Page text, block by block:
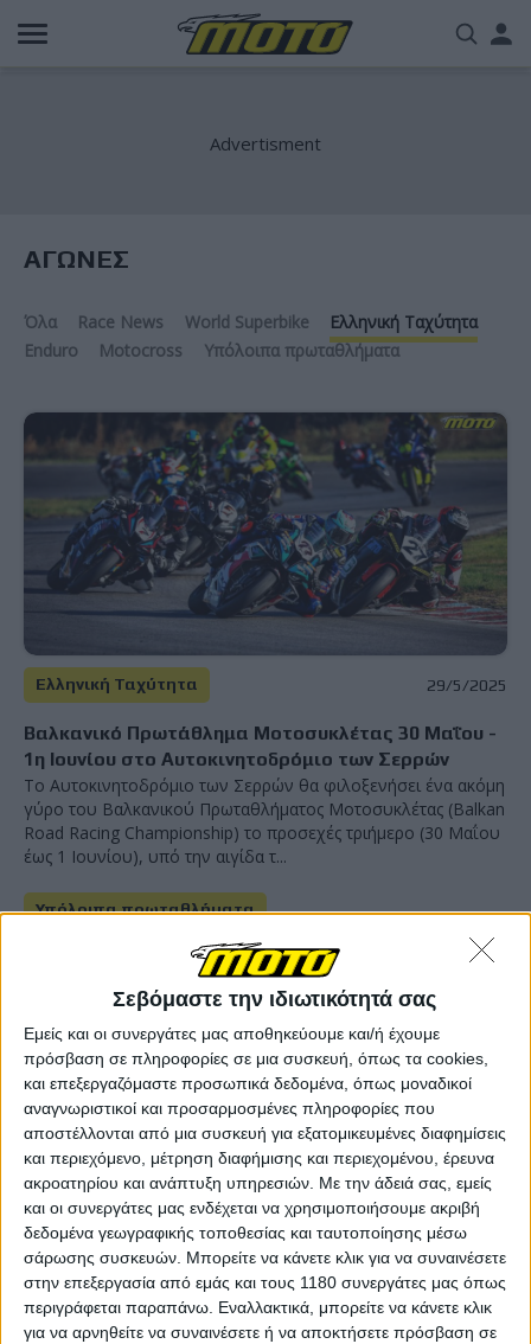
Σεβόμαστε την ιδιωτικότητά σας
Εμείς και οι συνεργάτες μας αποθηκεύουμε και/ή έχουμε
πρόσβαση σε πληροφορίες σε μια συσκευή, όπως τα cookies,
και επεξεργαζόμαστε προσωπικά δεδομένα, όπως μοναδικοί
αναγνωριστικοί και προσαρμοσμένες πληροφορίες που
αποστέλλονται από μια συσκευή για εξατομικευμένες διαφημίσεις
και περιεχόμενο, μέτρηση διαφήμισης και περιεχομένου, έρευνα
ακροατηρίου και ανάπτυξη υπηρεσιών. Με την άδειά σας, εμείς
και οι συνεργάτες μας ενδέχεται να χρησιμοποιήσουμε ακριβή
δεδομένα γεωγραφικής τοποθεσίας και ταυτοποίησης μέσω
σάρωσης συσκευών. Μπορείτε να κάνετε κλικ για να συναινέσετε
στην επεξεργασία από εμάς και τους 1180 συνεργάτες μας όπως
περιγράφεται παραπάνω. Εναλλακτικά, μπορείτε να κάνετε κλικ
για να αρνηθείτε να συναινέσετε ή να αποκτήσετε πρόσβαση σε
Παράκαμψη
προς
ΑΓΩΝΕΣ
Όλα Race News World Superbike
Ελληνική Ταχύτητα
Enduro
Motocross Υπόλοιπα πρωταθλήματα
Ελληνική Ταχύτητα 29/5/2025
Βαλκανικό Πρωτάθλημα Μοτοσυκλέτας 30 Μαΐου -
1η Ιουνίου στο Αυτοκινητοδρόμιο των Σερρών
Το Αυτοκινητοδρόμιο των Σερρών θα φιλοξενήσει ένα ακόμη
γύρο του Βαλκανικού Πρωταθλήματος Μοτοσυκλέτας (Balkan
Road Racing Championship) το προσεχές τριήμερο (30 Μαΐου
έως 1 Ιουνίου), υπό την αιγίδα τ...
Υπόλοιπα πρωταθλήματα
BMU-ΠΠΤ Σέρρες 2025: Καλύτερες οι συνθήκες στον
2ο αγώνα – Σάρωσε ο Παντελεάκης στην SSP!
Με καλύτερες συνθήκες και μία άρτια διοργάνωση ο δεύτερος
αγώνας της Κυριακής εξελίχθηκε άρτια και έ...
Υπόλοιπα πρωταθλήματα
BMU-ΠΠΤ Σέρρες 2025: Απίστευτος Καρακώστας
και σοβαρό περιστατικό στην CFMOTO –
Αποτελέσματα 1ου Αγώνα
Σοκαρισμένοι παρακολουθούσαμε την μάχη του πολύ
γρήγορου Αντώνη Βεντούρα (#22) με τον Ρουμάνο Dumitr...